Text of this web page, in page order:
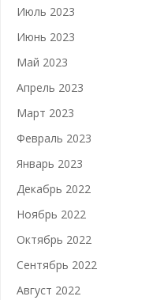
Июль 2023
Июнь 2023
Май 2023
Апрель 2023
Март 2023
Февраль 2023
Январь 2023
Декабрь 2022
Ноябрь 2022
Октябрь 2022
Сентябрь 2022
Август 2022